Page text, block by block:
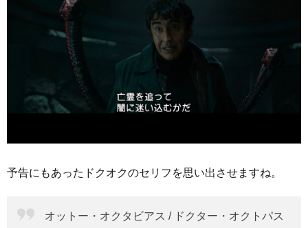
予告にもあったドクオクのセリフを思い出させますね。
オットー・オクタビアス / ドクター・オクトパス